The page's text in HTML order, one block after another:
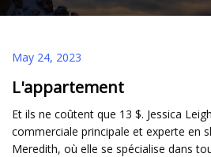
May 24, 2023
L'appartement
Et ils ne coûtent que 13 $. Jessica
commerciale principale et experte en
Meredith, où elle se spécialise dans